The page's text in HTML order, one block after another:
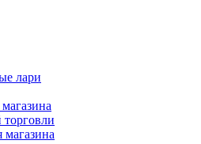
лари
магазина